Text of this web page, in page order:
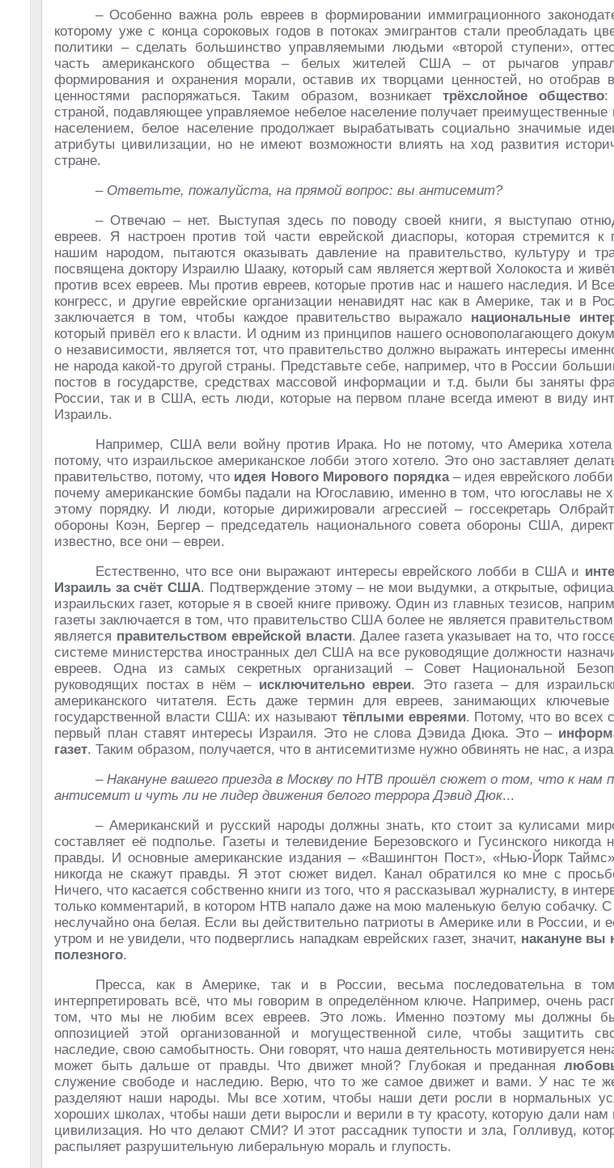
– Особенно важна роль евреев в формировании иммиграционного
которому уже с конца сороковых годов в потоках эмигрантов стали преобладать
политики – сделать большинство управляемыми людьми «второй ступени»,
часть американского общества – белых жителей США – от рычагов
формирования и охранения морали, оставив их творцами ценностей, но отобрав
ценностями распоряжаться. Таким образом, возникаеттрёхслойное общество:
страной, подавляющее управляемое небелое население получает
населением, белое население продолжает вырабатывать социально значимые
атрибуты цивилизации, но не имеют возможности влиять на ход развития
стране.
– Ответьте, пожалуйста, на прямой вопрос: вы антисемит?
– Отвечаю – нет. Выступая здесь по поводу своей книги, я выступаю
евреев. Я настроен против той части еврейской диаспоры, которая стремится к
нашим народом, пытаются оказывать давление на правительство, культуру и
посвящена доктору Израилю Шааку, который сам является жертвой Холокоста и
против всех евреев. Мы против евреев, которые против нас и нашего наследия. И
конгресс, и другие еврейские организации ненавидят нас как в Америке, так и в
заключается в том, чтобы каждое правительство выражало национальные
который привёл его к власти. И одним из принципов нашего основополагающего
о независимости, является тот, что правительство должно выражать интересы
не народа какой-то другой страны. Представьте себе, например, что в России
постов в государстве, средствах массовой информации и т.д. были бы заняты
России, так и в США, есть люди, которые на первом плане всегда имеют в виду
Израиль.
Например, США вели войну против Ирака. Но не потому, что Америка хотела
потому, что израильское американское лобби этого хотело. Это оно заставляет
правительство, потому, что идея Нового Мирового порядка– идея еврейского
почему американские бомбы падали на Югославию, именно в том, что югославы не
этому порядку. И люди, которые дирижировали агрессией – госсекретарь
обороны Коэн, Бергер – председатель национального совета обороны США,
известно, все они – евреи.
Естественно, что все они выражают интересы еврейского лобби в США и
Израиль за счёт США. Подтверждение этому – не мои выдумки, а открытые,
израильских газет, которые я в своей книге привожу. Один из главных тезисов,
газеты заключается в том, что правительство США более не является
является правительством еврейской власти. Далее газета указывает на то, что
системе министерства иностранных дел США на все руководящие должности
евреев. Одна из самых секретных организаций – Совет Национальной
руководящих постах в нём – исключительно евреи. Это газета – для
американского читателя. Есть даже термин для евреев, занимающих
государственной власти США: их называют тёплыми евреями. Потому, что во всех
первый план ставят интересы Израиля. Это не слова Дэвида Дюка. Это –
газет. Таким образом, получается, что в антисемитизме нужно обвинять не нас, а
– Накануне вашего приезда в Москву по НТВ прошёл сюжет о том, что к нам
антисемит и чуть ли не лидер движения белого террора Дэвид Дюк...
– Американский и русский народы должны знать, кто стоит за кулисами
составляет её подполье. Газеты и телевидение Березовского и Гусинского никогда
правды. И основные американские издания – «Вашингтон Пост», «Нью-Йорк
никогда не скажут правды. Я этот сюжет видел. Канал обратился ко мне с
Ничего, что касается собственно книги из того, что я рассказывал журналисту, в
только комментарий, в котором НТВ напало даже на мою маленькую белую собачку.
неслучайно она белая. Если вы действительно патриоты в Америке или в России, и
утром и не увидели, что подверглись нападкам еврейских газет, значит, накануне вы
полезного.
Пресса, как в Америке, так и в России, весьма последовательна в
интерпретировать всё, что мы говорим в определённом ключе. Например, очень
том, что мы не любим всех евреев. Это ложь. Именно поэтому мы должны
оппозицией этой организованной и могущественной силе, чтобы защитить
наследие, свою самобытность. Они говорят, что наша деятельность мотивируется
может быть дальше от правды. Что движет мной? Глубокая и преданная
служение свободе и наследию. Верю, что то же самое движет и вами. У нас те
разделяют наши народы. Мы все хотим, чтобы наши дети росли в нормальных
хороших школах, чтобы наши дети выросли и верили в ту красоту, которую дали
цивилизация. Но что делают СМИ? И этот рассадник тупости и зла, Голливуд,
распыляет разрушительную либеральную мораль и глупость.